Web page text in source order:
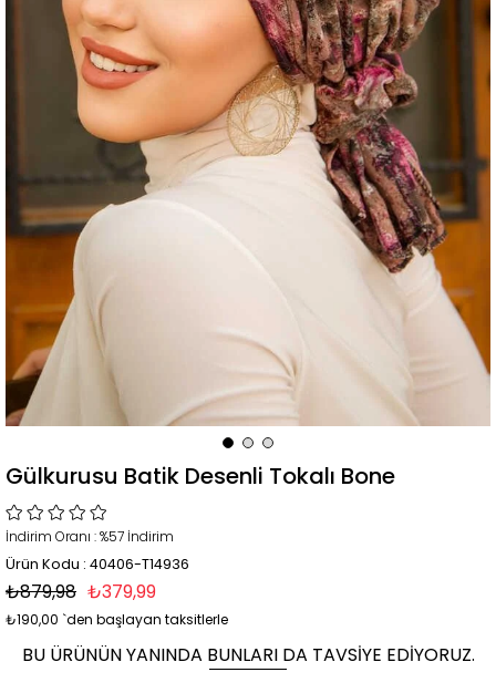
Gülkurusu Batik Desenli Tokalı Bone
İndirim Oranı :%57 İndirim
Ürün Kodu : 40406-T14936
₺879,98 ₺379,99
₺190,00 `den başlayan taksitlerle
BU ÜRÜNÜN YANINDA BUNLARI DA TAVSIYE EDIYORUZ.